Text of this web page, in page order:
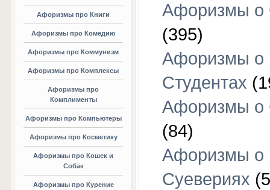
Афоризмы про Книги
Афоризмы про Комедию
Афоризмы про Коммунизм
Афоризмы про Комплексы
Афоризмы про
Комплименты
Афоризмы про Компьютеры
Афоризмы про Косметику
Афоризмы про Кошек и
Собак
Афоризмы про Курение
Афоризмы о
(395)
Афоризмы о
Студентах
Афоризмы о
(84)
Афоризмы о
Суевериях